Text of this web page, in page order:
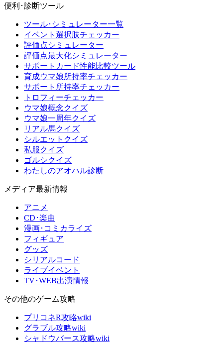
便利･診断ツール
ツール･シミュレーター一覧
イベント選択肢チェッカー
評価点シミュレーター
評価点最大化シミュレーター
サポートカード性能比較ツール
育成ウマ娘所持率チェッカー
サポート所持率チェッカー
トロフィーチェッカー
ウマ娘概念クイズ
ウマ娘一周年クイズ
リアル馬クイズ
シルエットクイズ
私服クイズ
ゴルシクイズ
わたしのアオハル診断
メディア最新情報
アニメ
CD･楽曲
漫画･コミカライズ
フィギュア
グッズ
シリアルコード
ライブイベント
TV･WEB出演情報
その他のゲーム攻略
プリコネR攻略wiki
グラブル攻略wiki
シャドウバース攻略wiki